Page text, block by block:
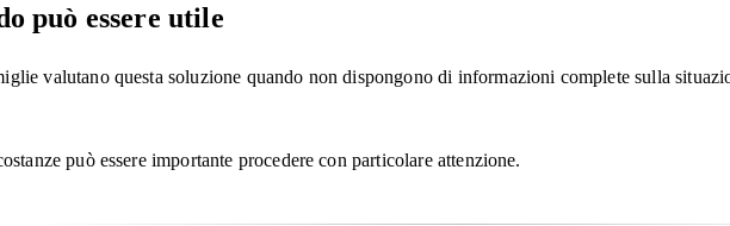
può essere utile
valutano questa soluzione quando non dispongono di informazioni complete sulla
può essere importante procedere con particolare attenzione.